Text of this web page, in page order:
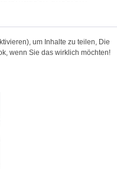
um Inhalte zu teilen, Die
wenn Sie das wirklich möchten!